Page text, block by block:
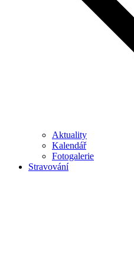
Aktuality
Kalendář
Fotogalerie
Stravování